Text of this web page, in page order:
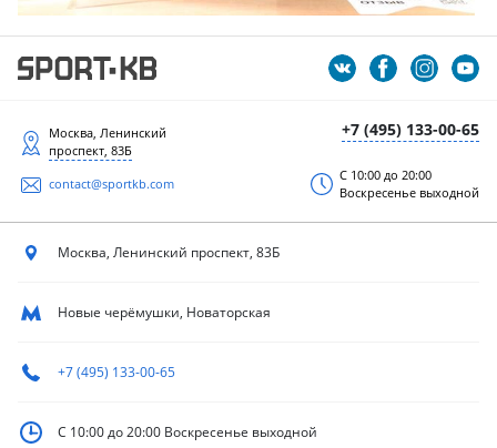
+7 (495) 133-00-65
Москва, Ленинский
проспект, 83Б
contact@sportkb.com
С 10:00 до 20:00
Воскресенье выходной
Москва, Ленинский проспект, 83Б
Новые черёмушки, Новаторская
+7 (495) 133-00-65
С 10:00 до 20:00 Воскресенье выходной